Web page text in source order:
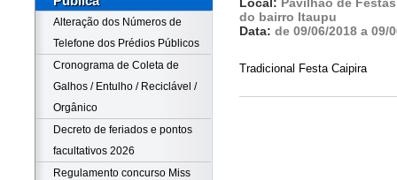
Alteração dos Números de
Telefone dos Prédios Públicos
Cronograma de Coleta de
Galhos / Entulho / Reciclável /
Orgânico
Decreto de feriados e pontos
facultativos 2026
Regulamento concurso Miss
Local: Pavilhão de
do bairro Itaupu
Data: de 09/06/2018 a 09/
Tradicional Festa Caipira